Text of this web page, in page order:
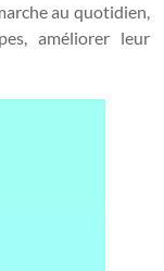
au quotidien,
améliorer leur